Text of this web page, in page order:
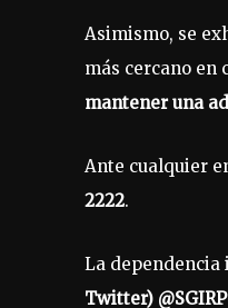
Asimismo, se
más cercano en
mantener una
Ante cualquier
2222.
La dependencia
Twitter)